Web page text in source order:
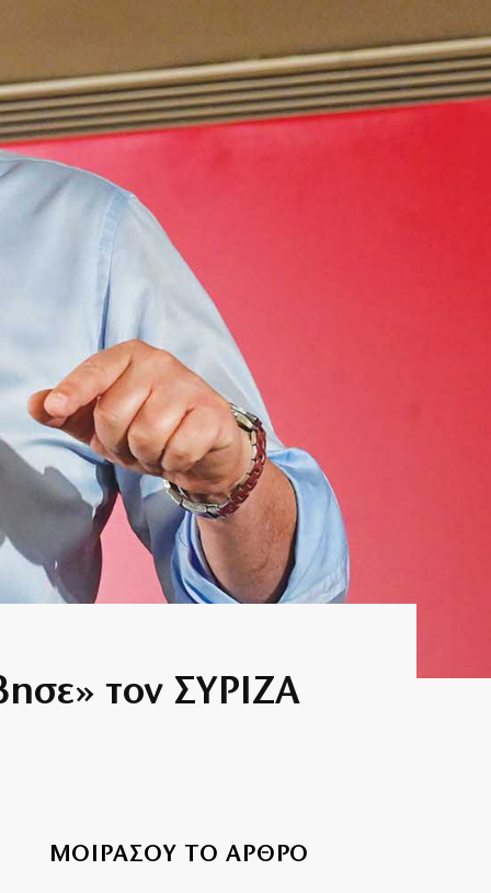
τον ΣΥΡΙΖΑ
ΜΟΙΡΑΣΟΥ ΤΟ ΑΡΘΡΟ